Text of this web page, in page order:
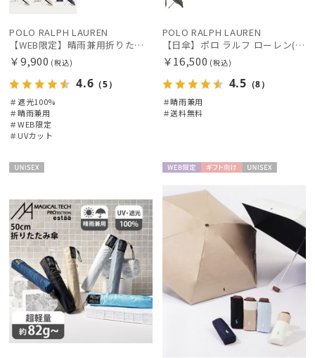
手袋・アームカバー
その他
価格・割引率
在庫表示
販売状況
入荷状況
POLO RALPH LAUREN
【WEB限定】晴雨兼用折りたたみ日傘 ポロ ラルフ ローレン（POLO RALPH LAUREN）ワンポイントベア 遮光100 UV100
￥9,900 (税込)
4.6 （5）
＃遮光100%
＃晴雨兼用
＃WEB限定
＃UVカット
POLO RALPH LAUREN
【日傘】ポロ ラルフ ローレン(POLO RALPH LAUREN)エンブフリル 長傘 【公式ムーンバット】 遮光 遮熱 UV 晴雨兼用
￥16,500 (税込)
4.5 （8）
＃晴雨兼用
＃送料無料
定
向け